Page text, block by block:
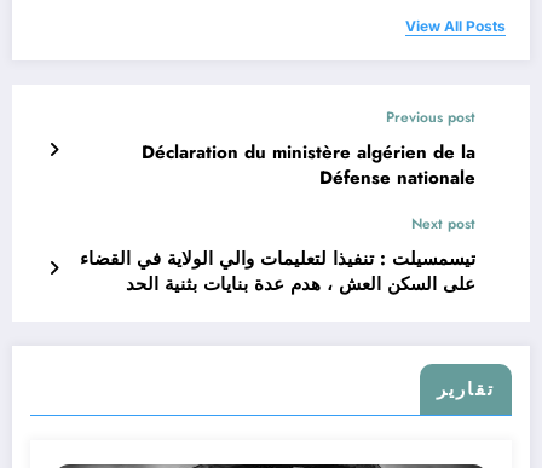
View All Posts
Previous post
Déclaration du ministère algérien de la
Défense nationale
Next post
تيسمسيلت : تنفيذا لتعليمات والي الولاية في القضاء
على السكن العش ، هدم عدة بنايات بثنية الحد
تقارير